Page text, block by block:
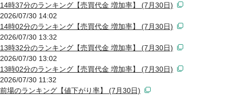
14時37分のランキング【売買代金 増加率】 (7月30日)
2026/07/30 14:02
14時02分のランキング【売買代金 増加率】 (7月30日)
2026/07/30 13:32
13時32分のランキング【売買代金 増加率】 (7月30日)
2026/07/30 13:02
13時02分のランキング【売買代金 増加率】 (7月30日)
2026/07/30 11:32
前場のランキング【値下がり率】 (7月30日)